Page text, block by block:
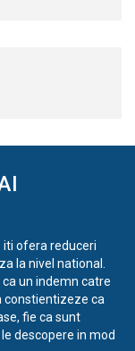
iti ofera reduceri
la nivel national.
un indemn catre
constientizeze ca
fie ca sunt
descopere in mod